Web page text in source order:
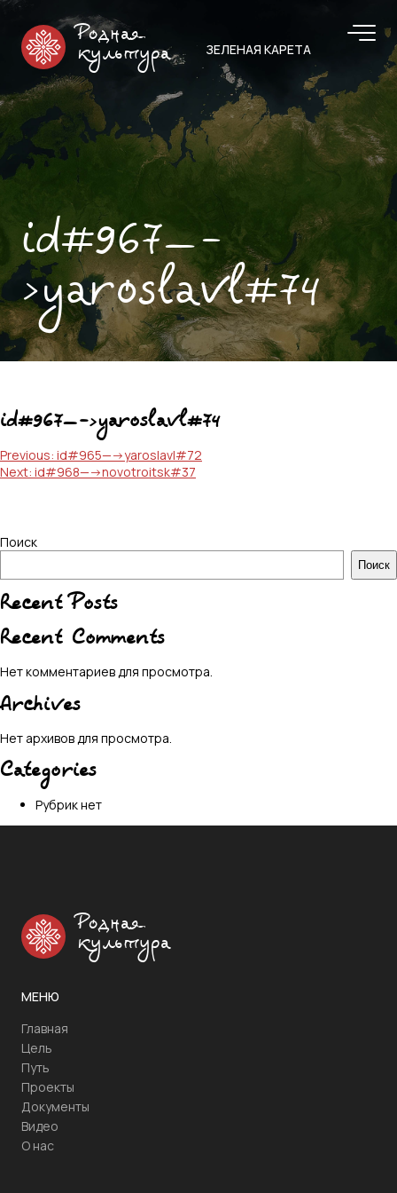
Родная
культура
ЗЕЛЕНАЯ КАРЕТА
id#967—-
>yaroslavl#74
id#967—->yaroslavl#74
Навигация
по
Previous: id#965—->yaroslavl#72
Next: id#968—->novotroitsk#37
Поиск
Поиск
Recent Posts
Recent Comments
Нет комментариев для просмотра.
Archives
Нет архивов для просмотра.
Categories
Рубрик нет
Родная
культура
МЕНЮ
Главная
Цель
Путь
Проекты
Документы
Видео
О нас